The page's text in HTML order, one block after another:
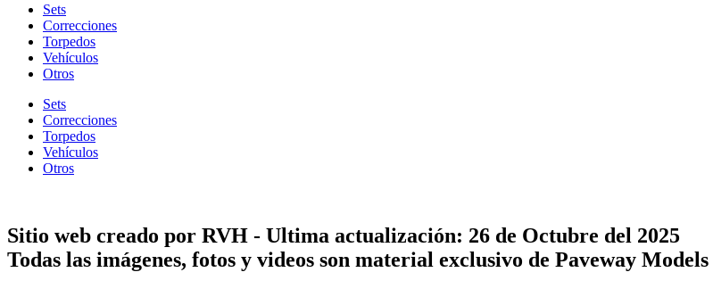
Sets
Correcciones
Torpedos
Vehículos
Otros
Sets
Correcciones
Torpedos
Vehículos
Otros
Sitio web creado por RVH - Ultima actualización: 26 de Octubre del 2025
Todas las imágenes, fotos y videos son material exclusivo de Paveway Models